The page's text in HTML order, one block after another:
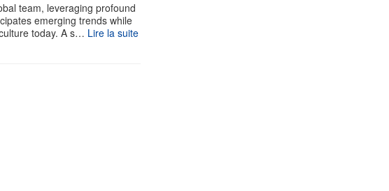
team, leveraging profound
emerging trends while
today. A s… Lire la suite